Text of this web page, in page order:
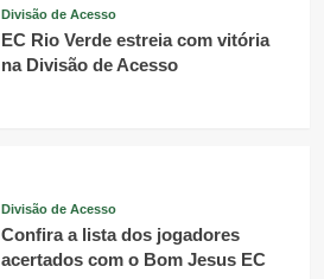
Divisão de Acesso
EC Rio Verde estreia com vitória
na Divisão de Acesso
Divisão de Acesso
Confira a lista dos jogadores
acertados com o Bom Jesus EC